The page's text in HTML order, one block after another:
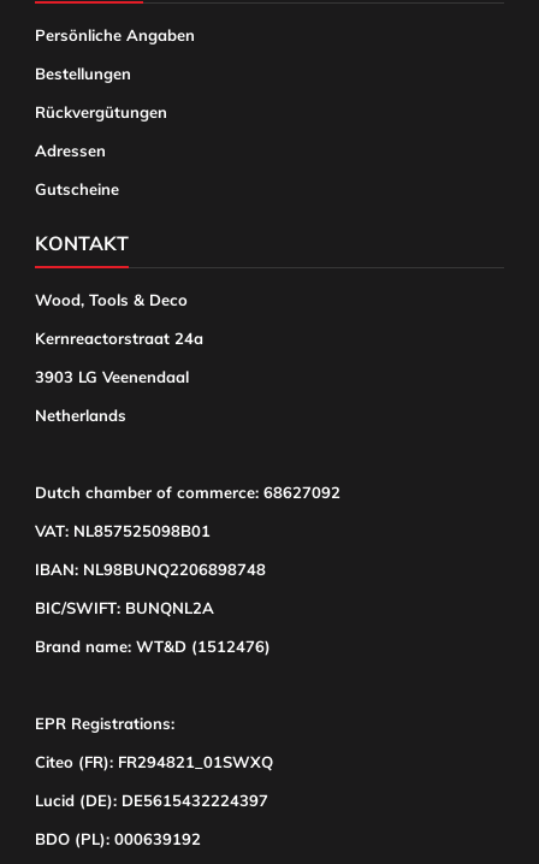
Persönliche Angaben
Bestellungen
Rückvergütungen
Adressen
Gutscheine
KONTAKT
Wood, Tools & Deco
Kernreactorstraat 24a
3903 LG Veenendaal
Netherlands
Dutch chamber of commerce: 68627092
VAT: NL857525098B01
IBAN: NL98BUNQ2206898748
BIC/SWIFT: BUNQNL2A
Brand name: WT&D (1512476)
EPR Registrations:
Citeo (FR): FR294821_01SWXQ
Lucid (DE): DE5615432224397
BDO (PL): 000639192